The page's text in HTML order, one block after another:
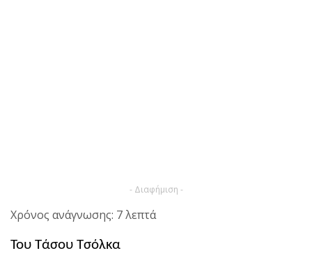
- Διαφήμιση -
Χρόνος ανάγνωσης: 7 λεπτά
Του Τάσου Τσόλκα